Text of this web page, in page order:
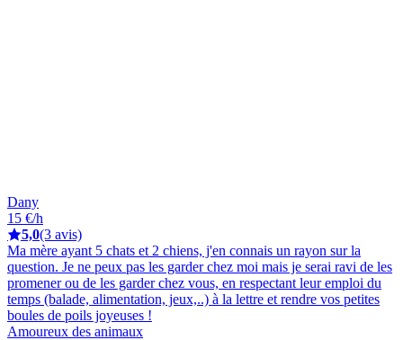
Dany
15 €/h
5,0(3 avis)
Ma mère ayant 5 chats et 2 chiens, j'en connais un rayon sur la
question. Je ne peux pas les garder chez moi mais je serai ravi de les
promener ou de les garder chez vous, en respectant leur emploi du
temps (balade, alimentation, jeux,..) à la lettre et rendre vos petites
boules de poils joyeuses !
Amoureux des animaux